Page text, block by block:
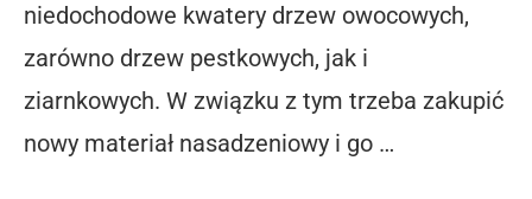
niedochodowe kwatery drzew owocowych,
zarówno drzew pestkowych, jak i
ziarnkowych. W związku z tym trzeba zakupić
nowy materiał nasadzeniowy i go …